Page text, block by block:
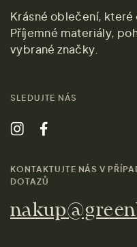
Krásné oblečení, které
Příjemné materiály,
vybrané značky.
SLEDUJTE NÁS
KONTAKTUJTE NÁS V
DOTAZŮ